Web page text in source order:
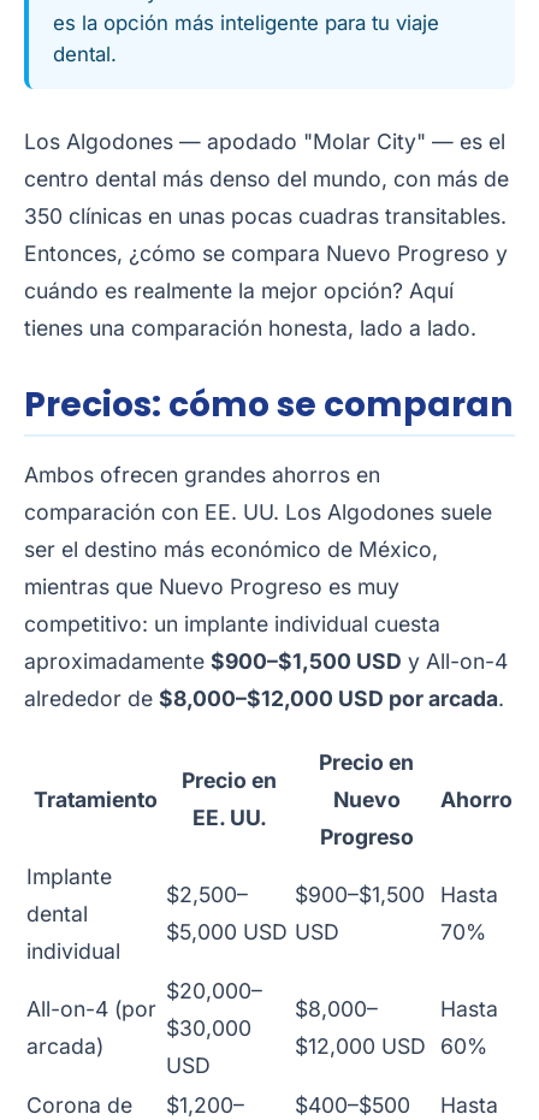
es la opción más inteligente para tu viaje
dental.
Los Algodones — apodado "Molar City" — es el
centro dental más denso del mundo, con más de
350 clínicas en unas pocas cuadras transitables.
Entonces, ¿cómo se compara Nuevo Progreso y
cuándo es realmente la mejor opción? Aquí
tienes una comparación honesta, lado a lado.
Precios: cómo se comparan
Ambos ofrecen grandes ahorros en
comparación con EE. UU. Los Algodones suele
ser el destino más económico de México,
mientras que Nuevo Progreso es muy
competitivo: un implante individual cuesta
aproximadamente $900–$1,500 USD y All-on-4
alrededor de $8,000–$12,000 USD por arcada.
Tratamiento
Precio en
EE. UU.
Precio en
Nuevo
Progreso
Ahorro
Implante
dental
individual
$2,500–
$5,000 USD
$900–$1,500
USD
Hasta
70%
All-on-4 (por
arcada)
$20,000–
$30,000
USD
$8,000–
$12,000 USD
Hasta
60%
Corona de
$1,200–
$400–$500
Hasta